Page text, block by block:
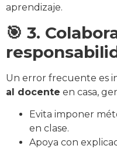
aprendizaje.
🎯 3.
Un error frecuente es
al docente en casa,
Evita imponer
en clase.
Apoya con